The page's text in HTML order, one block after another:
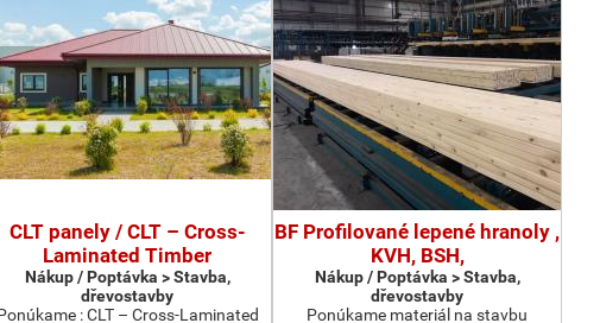
CLT panely / CLT – Cross-
Laminated Timber
Nákup / Poptávka > Stavba,
dřevostavby
: CLT – Cross-Laminated
BF Profilované lepené hranoly ,
KVH, BSH,
Nákup / Poptávka > Stavba,
dřevostavby
Ponúkame materiál na stavbu